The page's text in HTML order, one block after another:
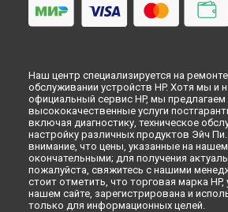
Ремонт сервера HPE ProLiant
Ремонт сервера HPE ProLiant
Ульяновске
Ремонт сервера HPE ProLiant
Кирове
Ремонт сервера HPE ProLiant
Москве
Ремонт сервера HPE ProLiant
Санкт-Петербурге
Наш центр специализируется на
обслуживании устройств HP. Хотя мы и
официальный сервис HP, мы предлагаем
высококачественные услуги
включая диагностику, техническое
настройку различных продуктов Эйч
внимание, что цены, указанные на
окончательными; для получения
пожалуйста, свяжитесь с нашими
стоит отметить, что торговая марка
нашем сайте, зарегистрирована и
только для информационных целей.